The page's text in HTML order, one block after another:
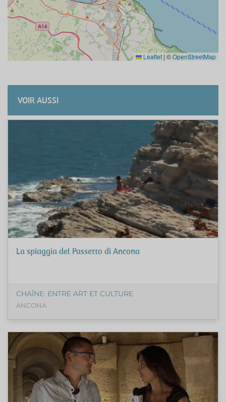
Leaflet | ©OpenStreetMap
VOIR AUSSI
La spiaggia del Passetto di Ancona
CHAÎNE: ENTRE ART ET CULTURE
ANCONA